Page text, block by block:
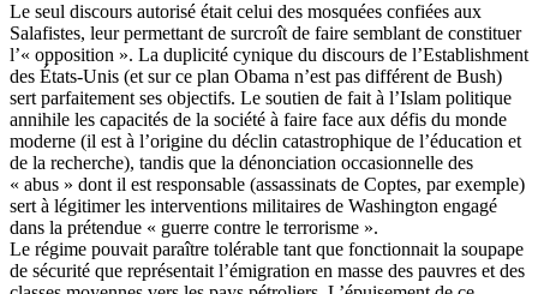
Le seul discours autorisé était celui des mosquées confiées aux
Salafistes, leur permettant de surcroît de faire semblant de constituer
l’« opposition ». La duplicité cynique du discours de l’Establishment
des États-Unis (et sur ce plan Obama n’est pas différent de Bush)
sert parfaitement ses objectifs. Le soutien de fait à l’Islam politique
annihile les capacités de la société à faire face aux défis du monde
moderne (il est à l’origine du déclin catastrophique de l’éducation et
de la recherche), tandis que la dénonciation occasionnelle des
« abus » dont il est responsable (assassinats de Coptes, par exemple)
sert à légitimer les interventions militaires de Washington engagé
dans la prétendue « guerre contre le terrorisme ».
Le régime pouvait paraître tolérable tant que fonctionnait la soupape
de sécurité que représentait l’émigration en masse des pauvres et des